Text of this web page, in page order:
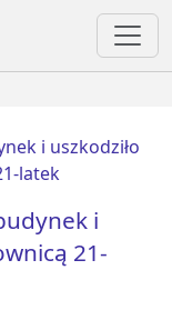
i
21-